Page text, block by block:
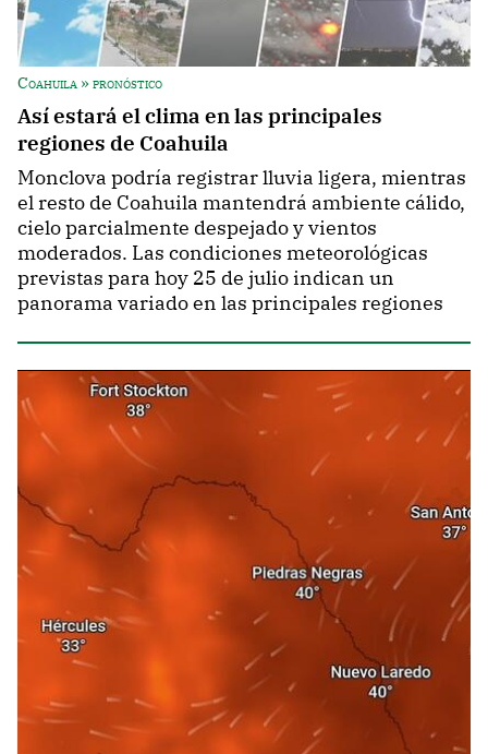
Coahuila » pronóstico
Así estará el clima en las principales
regiones de Coahuila
Monclova podría registrar lluvia ligera, mientras
el resto de Coahuila mantendrá ambiente cálido,
cielo parcialmente despejado y vientos
moderados. Las condiciones meteorológicas
previstas para hoy 25 de julio indican un
panorama variado en las principales regiones